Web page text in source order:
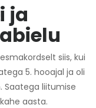
ja
siis, kui
5. hooajal ja oli
Saatega liitumise
aasta.